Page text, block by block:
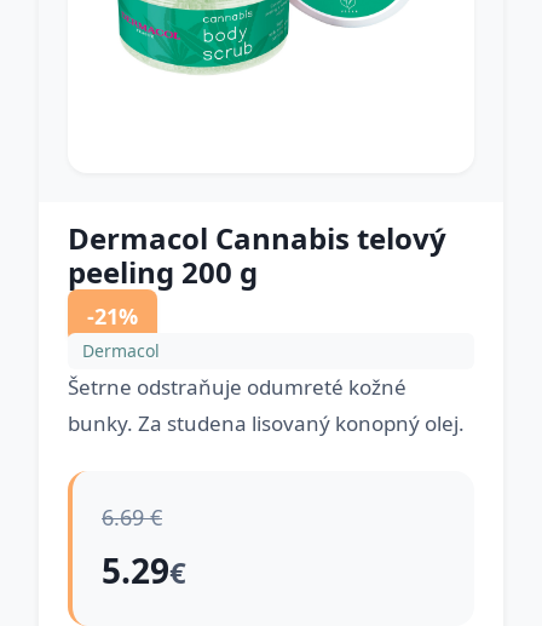
Dermacol Cannabis telový
peeling 200 g
-21%
Dermacol
Šetrne odstraňuje odumreté kožné
bunky. Za studena lisovaný konopný olej.
6.69 €
5.29€